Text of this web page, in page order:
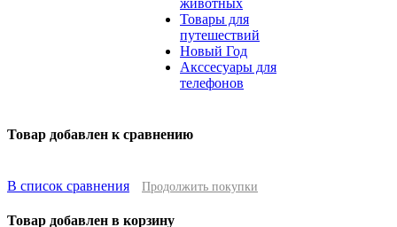
Товары для
путешествий
Новый Год
Акссесуары для
телефонов
Товар добавлен к сравнению
В список сравнения Продолжить покупки
Товар добавлен в корзину